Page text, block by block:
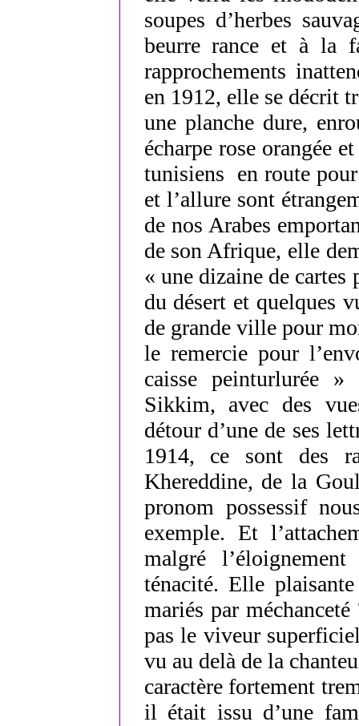
soupes d’herbes
beurre rance et à la
rapprochements
en 1912, elle se décrit
une planche dure,
écharpe rose orangée
tunisiens en route
et l’allure sont
de nos Arabes
de son Afrique, elle
« une dizaine de cartes
du désert et quelques
de grande ville pour
le remercie pour
caisse peinturlurée
Sikkim, avec des
détour d’une de ses
1914, ce sont des
Khereddine, de la
pronom possessif
exemple. Et
malgré
ténacité. Elle
mariés par
pas le viveur
vu au delà de la
caractère fortement
il était issu d’une